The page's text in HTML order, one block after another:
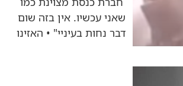
שאני עכשיו. אין בזה שום
דבר נחות בעיניי" • האזינו